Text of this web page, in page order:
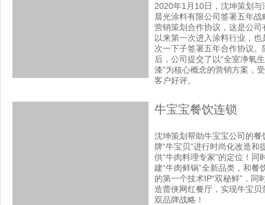
2020年1月10日，沈坤策划与
晨光涂料有限公司签署五年战
营销策划合作协议，这是公司
以来第一次进入涂料行业，也
次一下子签署五年合作协议。
后，公司提交了以“全室净氧生
漆”为核心概念的营销方案，
客户好评。
牛宝宝餐饮连锁
沈坤策划帮助牛宝宝公司的餐
牌“牛宝贝”进行时尚化改造和
供“牛肉料理专家”的定位！同
建“牛肉鲜锅”全新品类，和餐
的第一个技术IP“双秘鲜”，同
造蕾侠网红餐厅，实现牛宝贝
双品牌战略！